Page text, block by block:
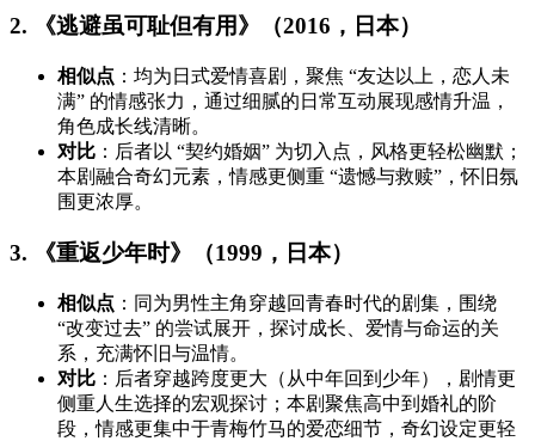
2. 《逃避虽可耻但有用》（2016，日本）
相似点 ：均为日式爱情喜剧，聚焦 “友达以上，恋人未
满” 的情感张力，通过细腻的日常互动展现感情升温，
角色成长线清晰。
对比 ：后者以 “契约婚姻” 为切入点，风格更轻松幽默；
本剧融合奇幻元素，情感更侧重 “遗憾与救赎”，怀旧氛
围更浓厚。
3. 《重返少年时》（1999，日本）
相似点 ：同为男性主角穿越回青春时代的剧集，围绕
“改变过去” 的尝试展开，探讨成长、爱情与命运的关
系，充满怀旧与温情。
对比 ：后者穿越跨度更大（从中年回到少年），剧情更
侧重人生选择的宏观探讨；本剧聚焦高中到婚礼的阶
段，情感更集中于青梅竹马的爱恋细节，奇幻设定更轻